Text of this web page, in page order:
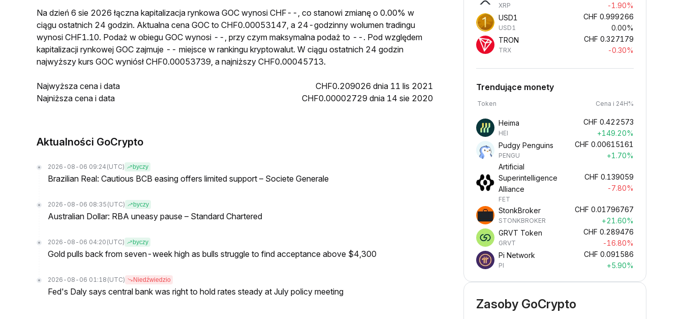
Na dzień 6 sie 2026 łączna kapitalizacja rynkowa GOC wynosi CHF--, co stanowi zmianę o 0.00% w
ciągu ostatnich 24 godzin. Aktualna cena GOC to CHF0.00053147, a 24-godzinny wolumen tradingu
wynosi CHF1.10. Podaż w obiegu GOC wynosi --, przy czym maksymalna podaż to --. Pod względem
kapitalizacji rynkowej GOC zajmuje -- miejsce w rankingu kryptowalut. W ciągu ostatnich 24 godzin
najwyższy kurs GOC wyniósł CHF0.00053739, a najniższy CHF0.00045713.
Najwyższa cena i data
CHF0.209026 dnia 11 lis 2021
Najniższa cena i data
CHF0.00002729 dnia 14 sie 2020
Aktualności GoCrypto
2026-08-06 09:24 (UTC) byczy
Brazilian Real: Cautious BCB easing offers limited support – Societe Generale
2026-08-06 08:35 (UTC) byczy
Australian Dollar: RBA uneasy pause – Standard Chartered
2026-08-06 04:20 (UTC) byczy
Gold pulls back from seven-week high as bulls struggle to find acceptance above $4,300
2026-08-06 01:18 (UTC) Niedźwiedzio
Fed's Daly says central bank was right to hold rates steady at July policy meeting
XRP
-1.90%
USD1
USD1
CHF 0.999266
0.00%
TRON
TRX
CHF 0.327179
-0.30%
Trendujące monety
Token Cena i 24H%
Heima
HEI
CHF 0.422573
+149.20%
Pudgy Penguins
PENGU
CHF 0.00615161
+1.70%
Artificial
Superintelligence
Alliance
FET
CHF 0.139059
-7.80%
StonkBroker
STONKBROKER
CHF 0.01796767
+21.60%
GRVT Token
GRVT
CHF 0.289476
-16.80%
Pi Network
PI
CHF 0.091586
+5.90%
Zasoby GoCrypto